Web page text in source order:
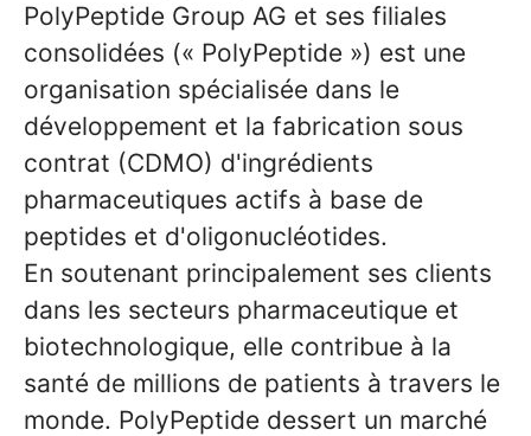
PolyPeptide Group AG et ses filiales
consolidées (« PolyPeptide ») est une
organisation spécialisée dans le
développement et la fabrication sous
contrat (CDMO) d'ingrédients
pharmaceutiques actifs à base de
peptides et d'oligonucléotides.
En soutenant principalement ses clients
dans les secteurs pharmaceutique et
biotechnologique, elle contribue à la
santé de millions de patients à travers le
monde. PolyPeptide dessert un marché